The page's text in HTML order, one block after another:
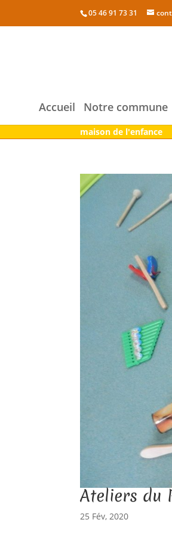
05 46 91 73 31
Accueil Notre commune
maison de l'enfance
Ateliers du
25 Fév, 2020